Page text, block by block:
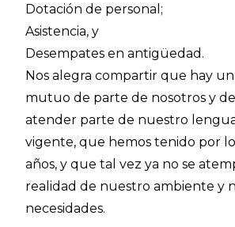
Dotación de personal;
Asistencia, y
Desempates en antigüedad.
Nos alegra compartir que hay
mutuo de parte de nosotros y de
atender parte de nuestro
vigente, que hemos tenido por
años, y que tal vez ya no se
realidad de nuestro ambiente y
necesidades.